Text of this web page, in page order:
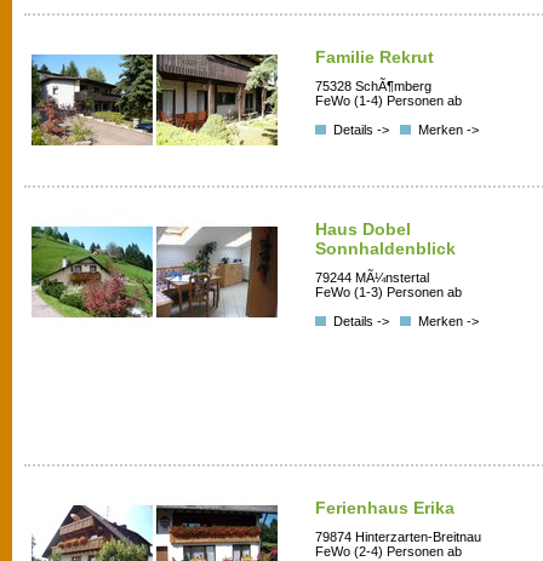
Familie Rekrut
75328 SchÃ¶mberg
FeWo (1-4) Personen ab
Details ->
Merken ->
Haus Dobel
Sonnhaldenblick
79244 MÃ¼nstertal
FeWo (1-3) Personen ab
Details ->
Merken ->
Ferienhaus Erika
79874 Hinterzarten-Breitnau
FeWo (2-4) Personen ab